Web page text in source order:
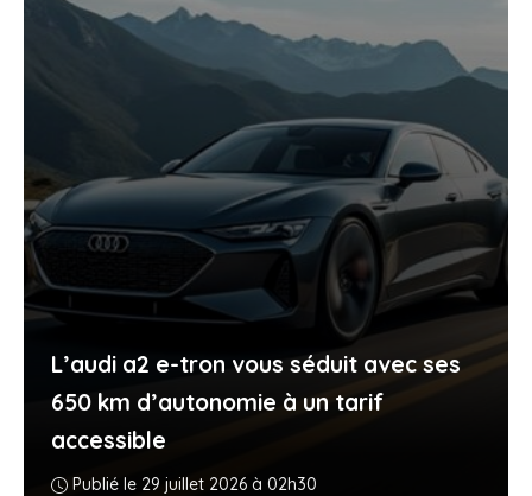
L’audi a2 e-tron vous séduit avec ses
650 km d’autonomie à un tarif
accessible
Publié le 29 juillet 2026 à 02h30